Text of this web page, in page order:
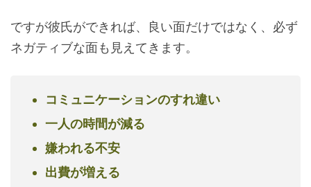
ですが彼氏ができれば、良い面だけではなく、必ず
ネガティブな面も見えてきます。
コミュニケーションのすれ違い
一人の時間が減る
嫌われる不安
出費が増える